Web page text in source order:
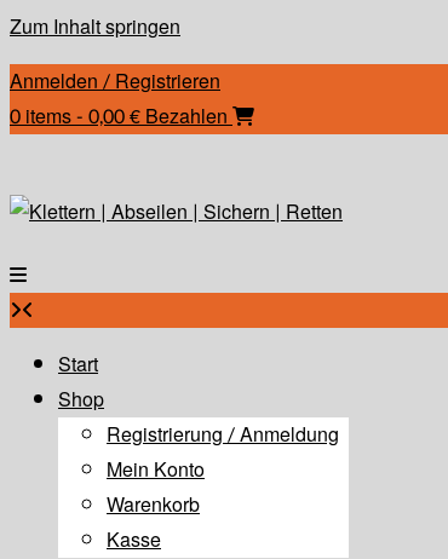
Zum Inhalt springen
Anmelden / Registrieren
0 items - 0,00 €Bezahlen
Start
Shop
Registrierung / Anmeldung
Mein Konto
Warenkorb
Kasse